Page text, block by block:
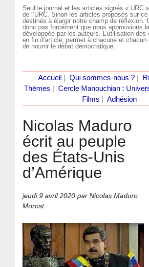
Seul le journal et les articles signés « URC
de l’URC. Sinon les articles proposés sur
destinés à élargir notre champ de réflexion.
donc pas forcément que nous approuvions
développée par les auteurs. L’utilisation des
en fin d’article, permet à chacune et chacun
de nourrir le débat démocratique.
Accueil Qui sommes-nous ?|
Thèmes
Cercle Manouchian :
Films
Adhésion
Nicolas Maduro
écrit au peuple
des États-Unis
d’Amérique
jeudi 9 avril 2020 par Nicolas Maduro
Morost